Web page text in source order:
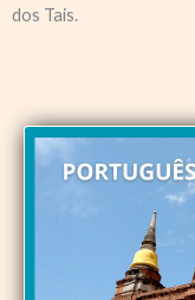
dos Tais.